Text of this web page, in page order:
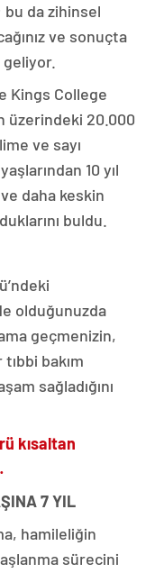
bu da zihinsel
ve sonuçta
geliyor.
Kings College
üzerindeki 20.000
ve sayı
10 yıl
daha keskin
buldu.
olduğunuzda
geçmenizin,
bakım
sağladığını
kısaltan
7 YIL
hamileliğin
sürecini